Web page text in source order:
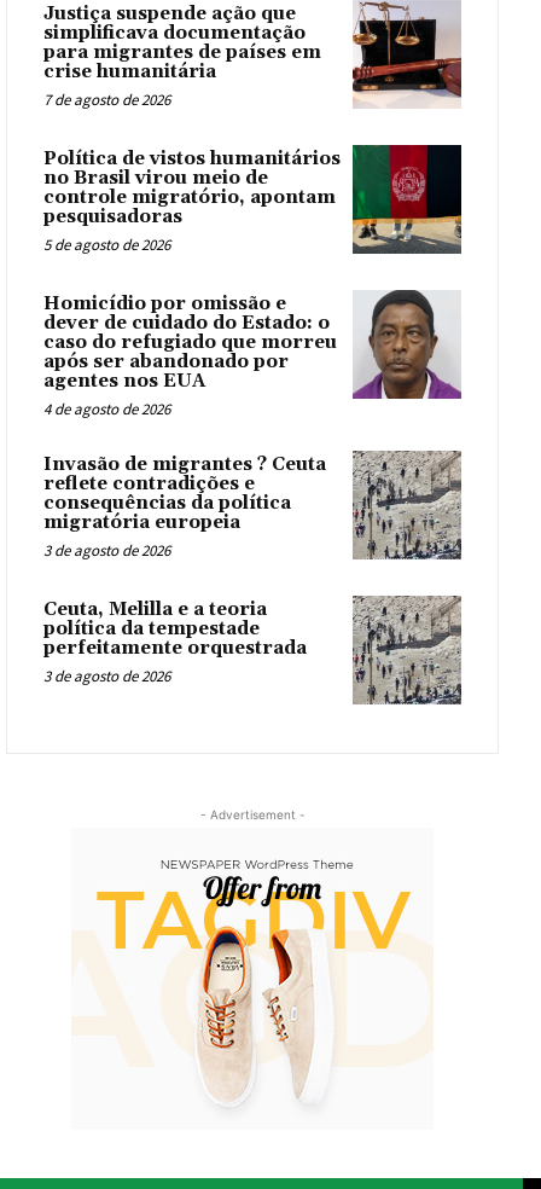
Justiça suspende ação que
simplificava documentação
para migrantes de países em
crise humanitária
7 de agosto de 2026
Política de vistos humanitários
no Brasil virou meio de
controle migratório, apontam
pesquisadoras
5 de agosto de 2026
Homicídio por omissão e
dever de cuidado do Estado: o
caso do refugiado que morreu
após ser abandonado por
agentes nos EUA
4 de agosto de 2026
Invasão de migrantes ? Ceuta
reflete contradições e
consequências da política
migratória europeia
3 de agosto de 2026
Ceuta, Melilla e a teoria
política da tempestade
perfeitamente orquestrada
3 de agosto de 2026
- Advertisement -